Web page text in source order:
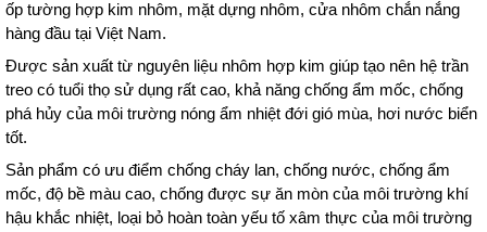
ốp tường hợp kim nhôm, mặt dựng nhôm, cửa nhôm chắn nắng
hàng đầu tại Việt Nam.
Được sản xuất từ nguyên liệu nhôm hợp kim giúp tạo nên hệ trần
treo có tuổi thọ sử dụng rất cao, khả năng chống ẩm mốc, chống
phá hủy của môi trường nóng ẩm nhiệt đới gió mùa, hơi nước biển
tốt.
Sản phẩm có ưu điểm chống cháy lan, chống nước, chống ẩm
mốc, độ bề màu cao, chống được sự ăn mòn của môi trường khí
hậu khắc nhiệt, loại bỏ hoàn toàn yếu tố xâm thực của môi trường